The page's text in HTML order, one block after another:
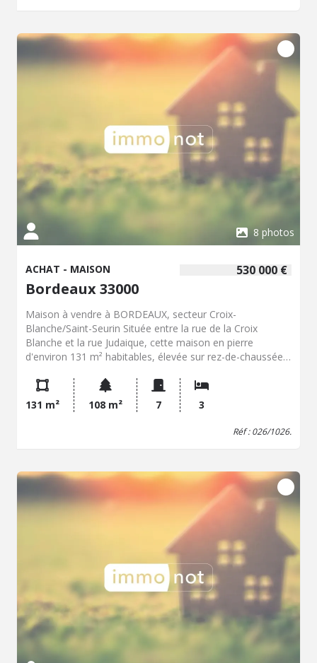
l'annonce - Cliquer sur "ce bien m'intéresse" - Remplir le
formulaire d'inscription - Réserver votre visite en ligne -
Visiter le bien - Fournir sur son espace 36himmo : pièce
identité, plan de financement (simulation ou accord
bancaire/courtier) et valider la demande d'agrément Le
prix de départ est de 480 000 euros Le pallier d'enchères
est de 5 000 euros Début des offres : 24 septembre 2026
à 08h00 Fin des offres : 24 septembre 2026 à 20h00 Les
visites sont obligatoires et sur rendez-vous. Vous pouvez
prendre directement rendez-vous sur le site 36h-immo.
visites : le samedi 05 septembre 2026 de 10h00 à 14h00
le mercredi 09 septembre de 09h00 à 12h00 et de 18h00
à 19h30 le venderdi 11 septembre de 18h00 à 19h30 le
lunsi 14 septembre de 09h00 à 11h30 le mercredi 16
septembre de 12h00 à 14h00 et le jeudi 17 septembre de
18h30 à 19h30.
8 photos
530 000 €
ACHAT - MAISON
Bordeaux 33000
Maison à vendre à BORDEAUX, secteur Croix-
Blanche/Saint-Seurin Située entre la rue de la Croix
Blanche et la rue Judaique, cette maison en pierre
d'environ 131 m² habitables, élevée sur rez-de-chaussée
rez-de-chaussée se compose d'un séjour sur rue, d'une
salle à manger, d'une cuisine indépendante, d'une salle
d'eau, d'un WC indépendant ainsi que d'une extension
ouvrant sur le jardin. À l'étage, le palier dessert trois
l'ancien avec ses murs en pierre apparente, ses boiseries
d'origine et sa belle hauteur sous plafond d'environ 3,30
mètres. Une cave d'environ 13 m² vient compléter
l'ensemble. À l'arrière, le jardin d'environ 30 m² constitue
un véritable atout, offrant un espace extérieur agréable,
au calme et à l'abri des regards. Des travaux sont à
prévoir, mais ils permettront de redonner tout son éclat à
cette maison de caractère, idéalement située dans l'un
des quartiers les plus appréciés de Bordeaux.
131 m² 108 m² 7 3
Réf : 026/1026.